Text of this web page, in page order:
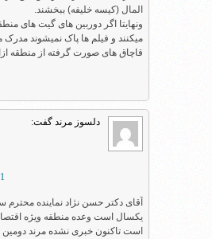
المال (کیسه خلیفه) ببخشند.
ونهایتا اگر دوربین های گیت های
میکنند و فیلم ها پاک نمیشوند مدرک
قاچاق های صورت گرفته از منطقه
دلسوز مرند گفت:
آقای دکتر حسن نژاد نماینده محترم
یکسال است وعده منطقه ویژه
است تاکنون خبری نشده مرند